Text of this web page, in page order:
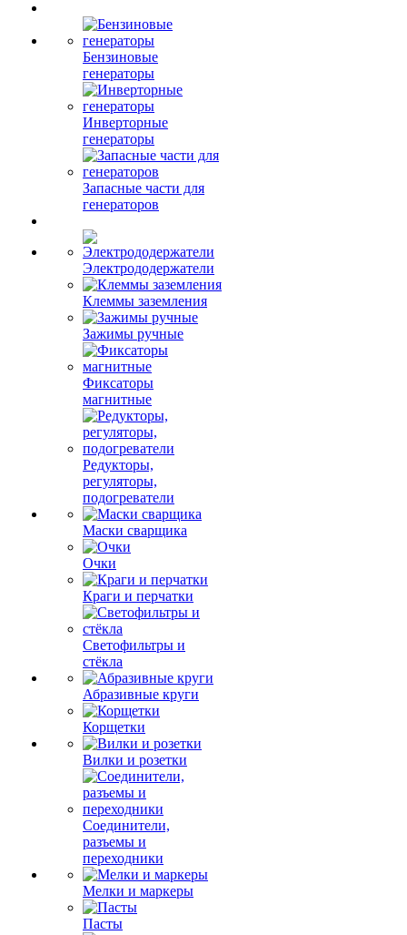
Бензиновые
генераторы
Инверторные
генераторы
Запасные части для
генераторов
Электрододержатели
Клеммы заземления
Зажимы ручные
Фиксаторы
магнитные
Редукторы,
регуляторы,
подогреватели
Маски сварщика
Очки
Краги и перчатки
Светофильтры и
стёкла
Абразивные круги
Корщетки
Вилки и розетки
Соединители,
разъемы и
переходники
Мелки и маркеры
Пасты